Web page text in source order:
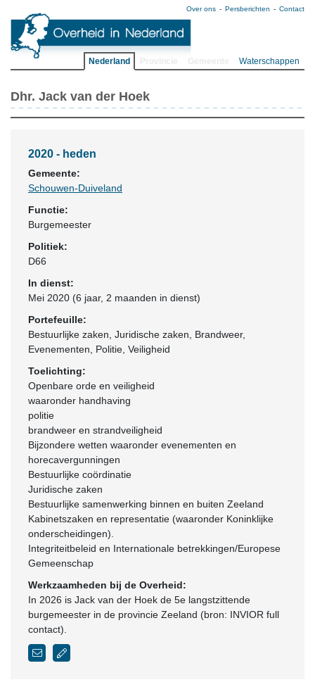
Over ons Persberichten Contact
Nederland Waterschappen
Dhr. Jack van der Hoek
2020 - heden
Gemeente:
Schouwen-Duiveland
Functie:
Burgemeester
Politiek:
D66
In dienst:
Mei 2020 (6 jaar, 2 maanden in dienst)
Portefeuille:
Bestuurlijke zaken, Juridische zaken, Brandweer,
Evenementen, Politie, Veiligheid
Toelichting:
Openbare orde en veiligheid
waaronder handhaving
politie
brandweer en strandveiligheid
Bijzondere wetten waaronder evenementen en
horecavergunningen
Bestuurlijke coördinatie
Juridische zaken
Bestuurlijke samenwerking binnen en buiten Zeeland
Kabinetszaken en representatie (waaronder Koninklijke
onderscheidingen).
Integriteitbeleid en Internationale betrekkingen/Europese
Gemeenschap
Werkzaamheden bij de Overheid:
In 2026 is Jack van der Hoek de 5e langstzittende
burgemeester in de provincie Zeeland (bron: INVIOR full
contact).